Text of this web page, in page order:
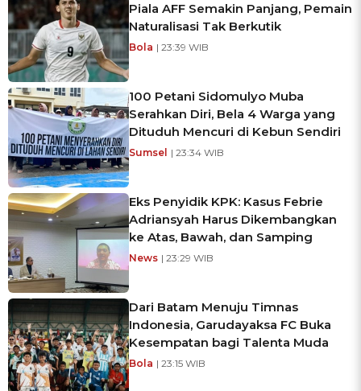
Piala AFF Semakin Panjang, Pemain
Naturalisasi Tak Berkutik
Bola | 23:39 WIB
100 Petani Sidomulyo Muba
Serahkan Diri, Bela 4 Warga yang
Dituduh Mencuri di Kebun Sendiri
Sumsel | 23:34 WIB
Eks Penyidik KPK: Kasus Febrie
Adriansyah Harus Dikembangkan
ke Atas, Bawah, dan Samping
News | 23:29 WIB
Dari Batam Menuju Timnas
Indonesia, Garudayaksa FC Buka
Kesempatan bagi Talenta Muda
Bola | 23:15 WIB